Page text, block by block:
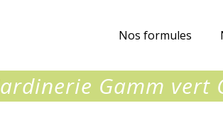
Nos formules
Gamm vert